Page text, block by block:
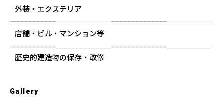
外装・エクステリア
店舗・ビル・マンション等
歴史的建造物の保存・改修
Gallery